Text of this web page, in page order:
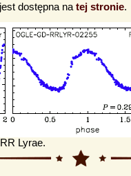
dostępna na tej stronie.
Lyrae.